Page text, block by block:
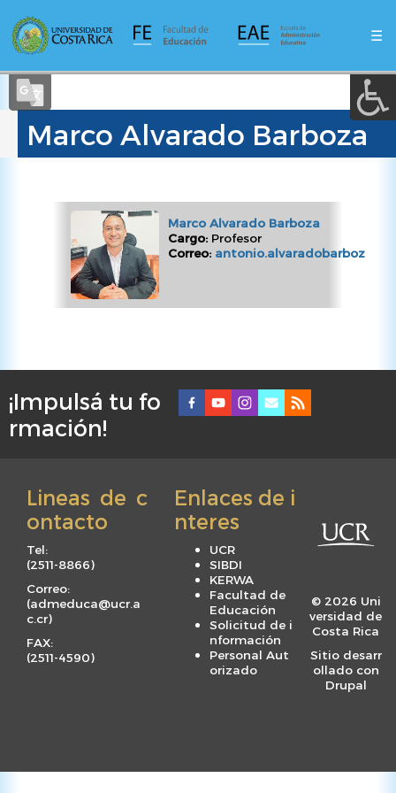
contenido
principal
☰
Marco Alvarado Barboza
Marco Alvarado Barboza
Cargo: Profesor
Correo:
F
o
¡Impulsá tu fo
rmación!
Lineas de c
ontacto
Tel:
(2511-8866)
Correo:
(admeduca@ucr.a
c.cr)
FAX:
(2511-4590)
Enlaces de i
nteres
UCR
SIBDI
KERWA
Facultad de
Educación
Solicitud de i
nformación
Personal Aut
orizado
© 2026 Uni
versidad de
Costa Rica
Sitio desarr
ollado con
Drupal